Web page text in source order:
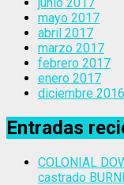
mayo 2017
abril 2017
marzo 2017
febrero 2017
enero 2017
diciembre 2016
Entradas
COLONIAL
castrado